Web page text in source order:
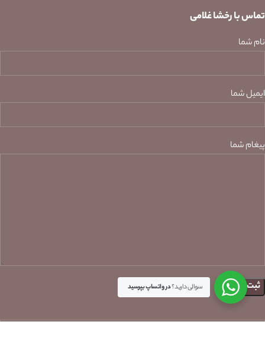
تماس با رخشا غلامی
نام شما
ایمیل شما
پیغام شما
سوالی دارید؟در واتساپ بپرسید